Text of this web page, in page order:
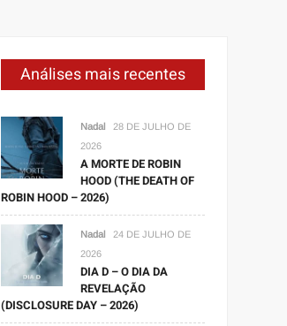
Análises mais recentes
Nadal
28 DE JULHO DE
2026
A MORTE DE ROBIN
HOOD (THE DEATH OF
ROBIN HOOD – 2026)
Nadal
24 DE JULHO DE
2026
DIA D – O DIA DA
REVELAÇÃO
(DISCLOSURE DAY – 2026)